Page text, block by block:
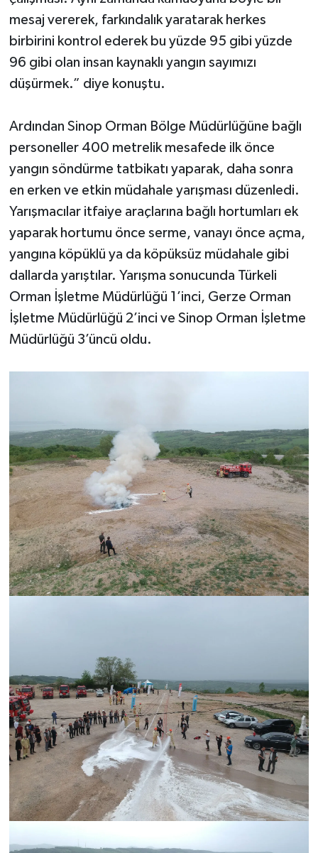
mesaj vererek, farkındalık yaratarak herkes
birbirini kontrol ederek bu yüzde 95 gibi yüzde
96 gibi olan insan kaynaklı yangın sayımızı
düşürmek.” diye konuştu.
Ardından Sinop Orman Bölge Müdürlüğüne bağlı
personeller 400 metrelik mesafede ilk önce
yangın söndürme tatbikatı yaparak, daha sonra
en erken ve etkin müdahale yarışması düzenledi.
Yarışmacılar itfaiye araçlarına bağlı hortumları ek
yaparak hortumu önce serme, vanayı önce açma,
yangına köpüklü ya da köpüksüz müdahale gibi
dallarda yarıştılar. Yarışma sonucunda Türkeli
Orman İşletme Müdürlüğü 1’inci, Gerze Orman
İşletme Müdürlüğü 2’inci ve Sinop Orman İşletme
Müdürlüğü 3’üncü oldu.